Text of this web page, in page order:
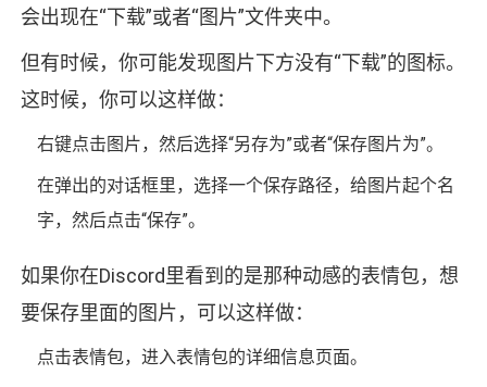
会出现在“下载”或者“图片”文件夹中。
但有时候，你可能发现图片下方没有“下载”的图标。
这时候，你可以这样做：
右键点击图片，然后选择“另存为”或者“保存图片为”。
在弹出的对话框里，选择一个保存路径，给图片起个名
字，然后点击“保存”。
如果你在Discord里看到的是那种动感的表情包，想
要保存里面的图片，可以这样做：
点击表情包，进入表情包的详细信息页面。